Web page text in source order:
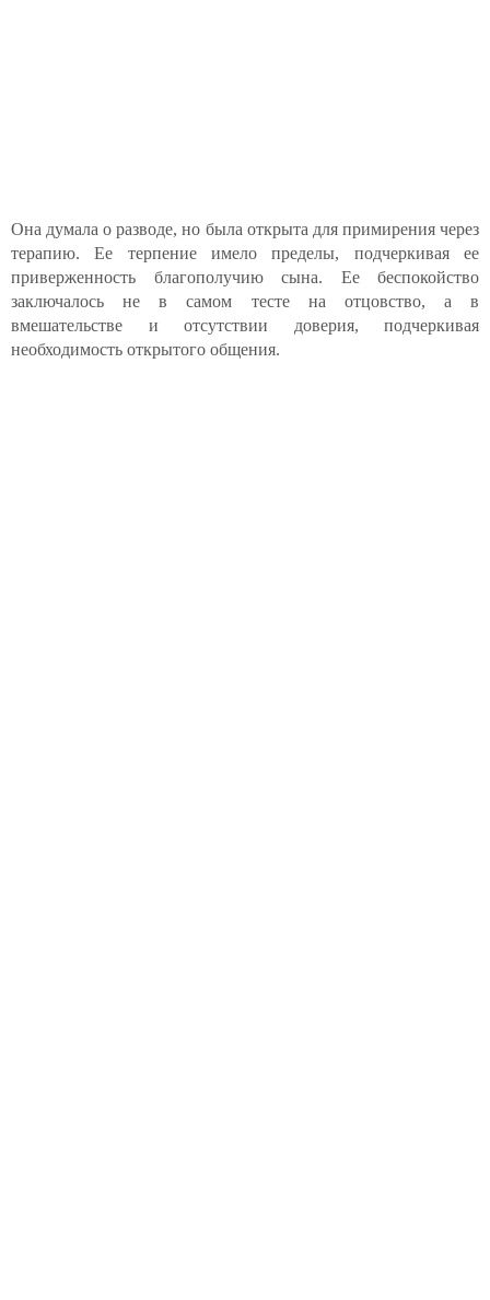
Она думала о разводе, но была открыта для примирения через
терапию. Ее терпение имело пределы, подчеркивая ее
приверженность благополучию сына. Ее беспокойство
заключалось не в самом тесте на отцовство, а в
вмешательстве и отсутствии доверия, подчеркивая
необходимость открытого общения.